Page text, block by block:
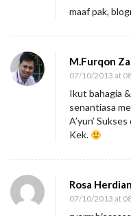
maaf pak,
M.Furqon
07/10/2013 at
Ikut bahagia
senantiasa
A’yun’
Kek.
Rosa
07/10/2013 at